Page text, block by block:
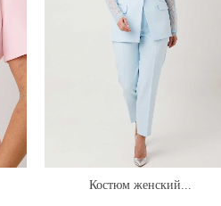
Костюм женский...